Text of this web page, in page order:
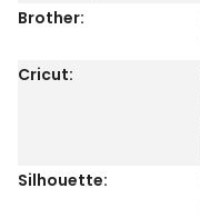
Brother:
Cricut:
Silhouette: